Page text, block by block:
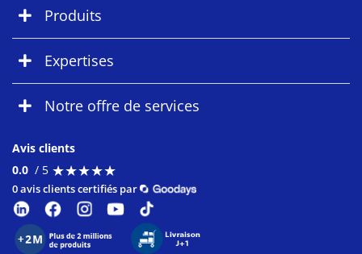
Produits
Expertises
Notre offre de services
Avis clients
0.0 / 5 ★★★★★
★★★★★
0 avis clients certifiés par